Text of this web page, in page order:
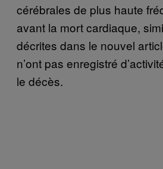
cérébrales de plus haute
avant la mort cardiaque,
décrites dans le nouvel
n’ont pas enregistré
le décès.